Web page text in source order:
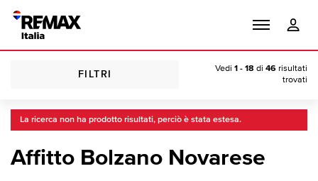
FILTRI
Vedi 1 - 18 di 46 risultati
trovati
La ricerca non ha prodotto risultati, perciò è stata estesa.
Affitto Bolzano Novarese